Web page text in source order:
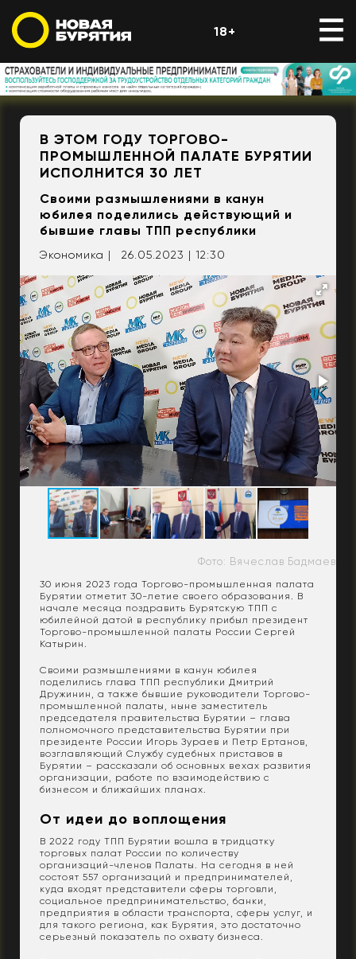
18+
В ЭТОМ ГОДУ ТОРГОВО-
ПРОМЫШЛЕННОЙ ПАЛАТЕ БУРЯТИИ
ИСПОЛНИТСЯ 30 ЛЕТ
Своими размышлениями в канун
юбилея поделились действующий и
бывшие главы ТПП республики
Экономика | 26.05.2023 | 12:30
Фото: Вячеслав Бадмаев
30 июня 2023 года Торгово-промышленная палата
Бурятии отметит 30-летие своего образования. В
начале месяца поздравить Бурятскую ТПП с
юбилейной датой в республику прибыл президент
Торгово-промышленной палаты России Сергей
Катырин.
Своими размышлениями в канун юбилея
поделились глава ТПП республики Дмитрий
Дружинин, а также бывшие руководители Торгово-
промышленной палаты, ныне заместитель
председателя правительства Бурятии – глава
полномочного представительства Бурятии при
президенте России Игорь Зураев и Петр Ертанов,
возглавляющий Службу судебных приставов в
Бурятии – рассказали об основных вехах развития
организации, работе по взаимодействию с
бизнесом и ближайших планах.
От идеи до воплощения
В 2022 году ТПП Бурятии вошла в тридцатку
торговых палат России по количеству
организаций-членов Палаты. На сегодня в ней
состоят 557 организаций и предпринимателей,
куда входят представители сферы торговли,
социальное предпринимательство, банки,
предприятия в области транспорта, сферы услуг, и
для такого региона, как Бурятия, это достаточно
серьезный показатель по охвату бизнеса.